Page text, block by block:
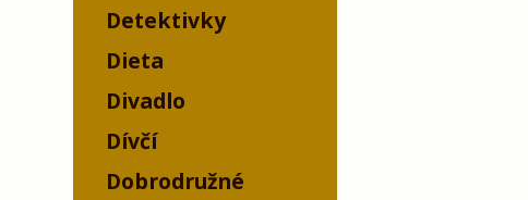
Detektivky
Dieta
Divadlo
Dívčí
Dobrodružné